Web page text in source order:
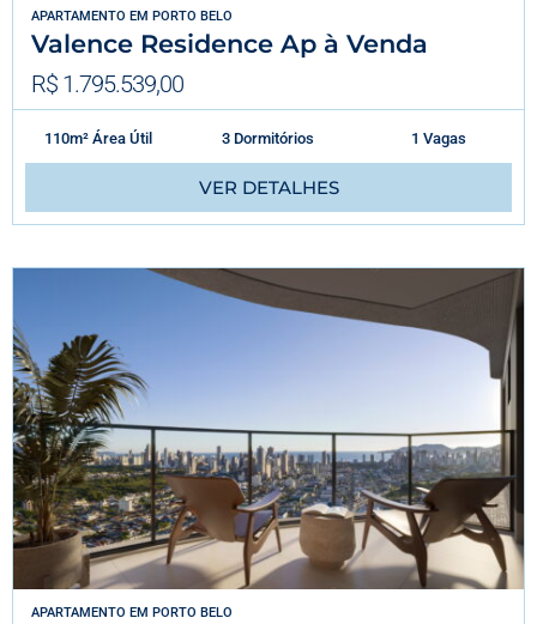
APARTAMENTO EM PORTO BELO
Valence Residence Ap à Venda
R$ 1.795.539,00
110m² Área Útil 3 Dormitórios 1 Vagas
VER DETALHES
APARTAMENTO EM PORTO BELO